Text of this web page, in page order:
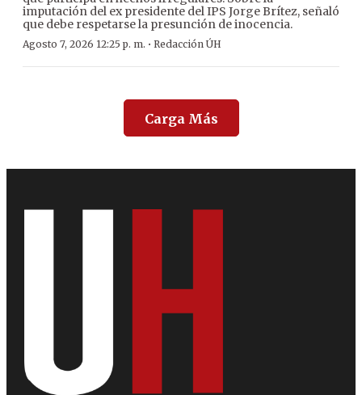
imputación del ex presidente del IPS Jorge Brítez, señaló
que debe respetarse la presunción de inocencia.
Agosto 7, 2026 12:25 p. m. · Redacción ÚH
Carga Más